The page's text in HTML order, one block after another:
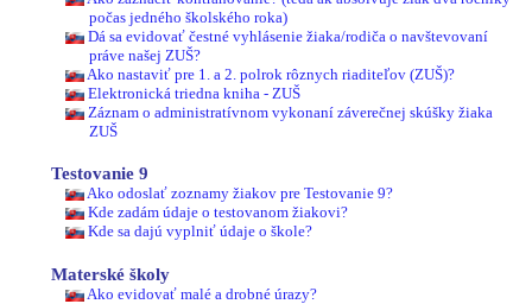
počas jedného školského roka)
Dá sa evidovať čestné vyhlásenie žiaka/rodiča o navštevovaní
práve našej ZUŠ?
Ako nastaviť pre 1. a 2. polrok rôznych riaditeľov (ZUŠ)?
Elektronická triedna kniha - ZUŠ
Záznam o administratívnom vykonaní záverečnej skúšky žiaka
ZUŠ
Testovanie 9
Ako odoslať zoznamy žiakov pre Testovanie 9?
Kde zadám údaje o testovanom žiakovi?
Kde sa dajú vyplniť údaje o škole?
Materské školy
Ako evidovať malé a drobné úrazy?